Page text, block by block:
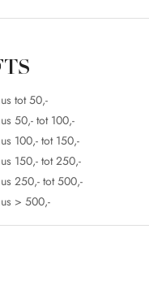
tot 50,-
50,- tot 100,-
100,- tot 150,-
150,- tot 250,-
250,- tot 500,-
> 500,-